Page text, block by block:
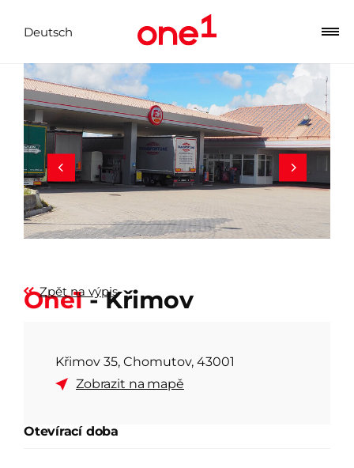
Deutsch
Zpět na výpis
One1- Křimov
Křimov 35, Chomutov, 43001
Zobrazit na mapě
Otevírací doba